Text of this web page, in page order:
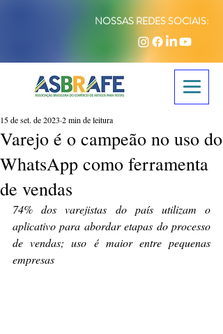
NOSSAS REDES SOCIAIS:
Varejo é o campeão no uso do
WhatsApp como ferramenta
de vendas
15 de set. de 2023 2 min de leitura
74% dos varejistas do país utilizam o
aplicativo para abordar etapas do processo
de vendas; uso é maior entre pequenas
empresas